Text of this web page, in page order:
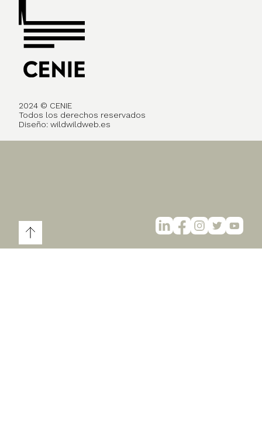
2024 © CENIE
Todos los derechos reservados
Diseño: wildwildweb.es